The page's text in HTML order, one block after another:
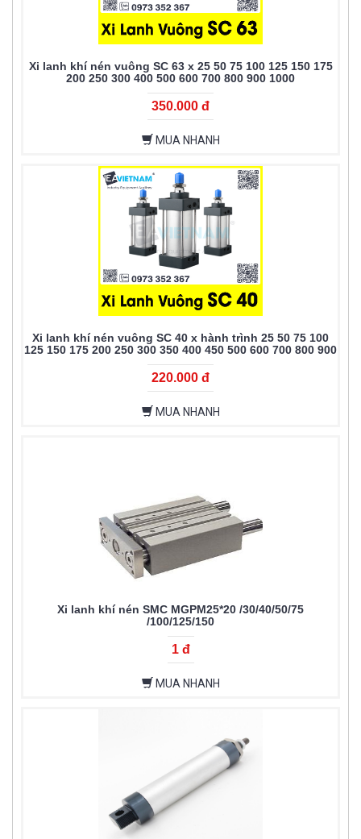
Xi lanh khí nén vuông SC 63 x 25 50 75 100 125 150 175
200 250 300 400 500 600 700 800 900 1000
350.000 đ
MUA NHANH
Xi lanh khí nén vuông SC 40 x hành trình 25 50 75 100
125 150 175 200 250 300 350 400 450 500 600 700 800 900
1000
220.000 đ
MUA NHANH
Xi lanh khí nén SMC MGPM25*20 /30/40/50/75
/100/125/150
1 đ
MUA NHANH